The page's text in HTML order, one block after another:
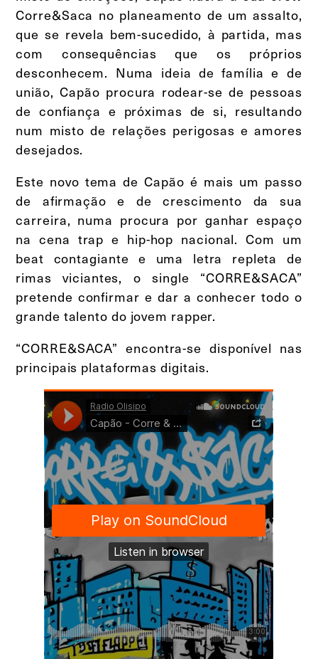
Corre&Saca no planeamento de um assalto,
que se revela bem-sucedido, à partida, mas
com consequências que os próprios
desconhecem. Numa ideia de família e de
união, Capão procura rodear-se de pessoas
de confiança e próximas de si, resultando
num misto de relações perigosas e amores
desejados.
Este novo tema de Capão é mais um passo
de afirmação e de crescimento da sua
carreira, numa procura por ganhar espaço
na cena trap e hip-hop nacional. Com um
beat contagiante e uma letra repleta de
rimas viciantes, o single “CORRE&SACA”
pretende confirmar e dar a conhecer todo o
grande talento do jovem rapper.
“CORRE&SACA” encontra-se disponível nas
principais plataformas digitais.